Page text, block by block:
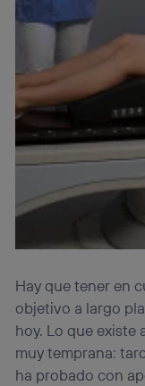
Hay que tener en
objetivo a largo
hoy. Lo que
muy temprana:
ha probado con